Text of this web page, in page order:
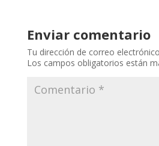
Enviar comentario
Tu dirección de correo
Los campos obligatorios están